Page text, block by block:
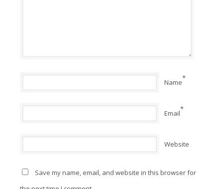
Name*
Email*
Website
Save my name, email, and website in this browser for